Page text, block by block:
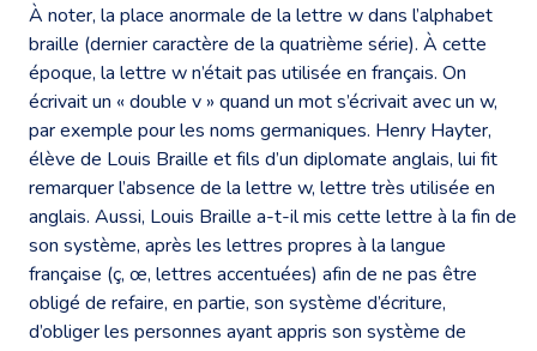
À noter, la place anormale de la lettre w dans l’alphabet
braille (dernier caractère de la quatrième série). À cette
époque, la lettre w n’était pas utilisée en français. On
écrivait un « double v » quand un mot s’écrivait avec un w,
par exemple pour les noms germaniques. Henry Hayter,
élève de Louis Braille et fils d’un diplomate anglais, lui fit
remarquer l’absence de la lettre w, lettre très utilisée en
anglais. Aussi, Louis Braille a-t-il mis cette lettre à la fin de
son système, après les lettres propres à la langue
française (ç, œ, lettres accentuées) afin de ne pas être
obligé de refaire, en partie, son système d’écriture,
d’obliger les personnes ayant appris son système de